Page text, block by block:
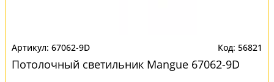
67062-9D 56821
Потолочный светильник Mangue 67062-9D